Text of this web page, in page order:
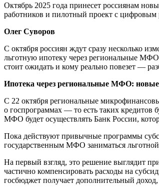
Октябрь 2025 года принесет россиянам
работников и пилотный проект с цифровым
Олег Суворов
С октября россиян ждут сразу несколько
льготную ипотеку через региональные
стоит ожидать и кому реально повезет —
Ипотека через региональные МФО:
С 22 октября региональные
о госпрограммах — то есть таких кредитов
МФО будет осуществлять Банк России,
Пока действуют привычные программы
государственным МФО заниматься
На первый взгляд, это решение выглядит
частично компенсировать расходы на
госбюджет получает дополнительный доход,